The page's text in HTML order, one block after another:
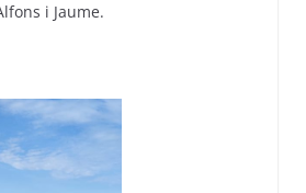
i Jaume.